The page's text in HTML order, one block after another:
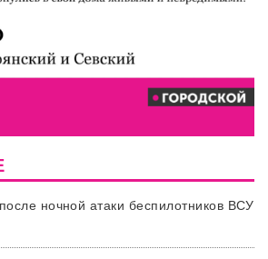
ночной атаки беспилотников ВСУ